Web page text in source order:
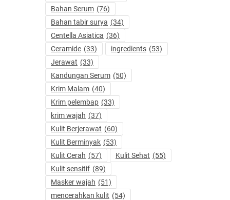
Bahan Serum (76)
Bahan tabir surya (34)
Centella Asiatica (36)
Ceramide (33) ingredients (53)
Jerawat (33)
Kandungan Serum (50)
Krim Malam (40)
Krim pelembap (33)
krim wajah (37)
Kulit Berjerawat (60)
Kulit Berminyak (53)
Kulit Cerah (57) Kulit Sehat (55)
Kulit sensitif (89)
Masker wajah (51)
mencerahkan kulit (54)